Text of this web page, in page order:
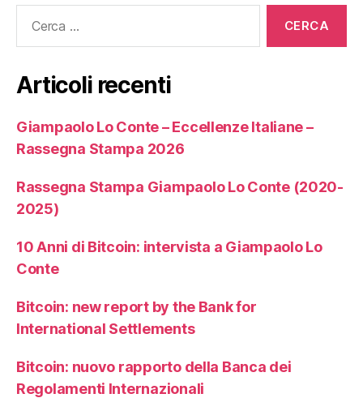
Articoli recenti
Giampaolo Lo Conte – Eccellenze Italiane –
Rassegna Stampa 2026
Rassegna Stampa Giampaolo Lo Conte (2020-
2025)
10 Anni di Bitcoin: intervista a Giampaolo Lo
Conte
Bitcoin: new report by the Bank for
International Settlements
Bitcoin: nuovo rapporto della Banca dei
Regolamenti Internazionali